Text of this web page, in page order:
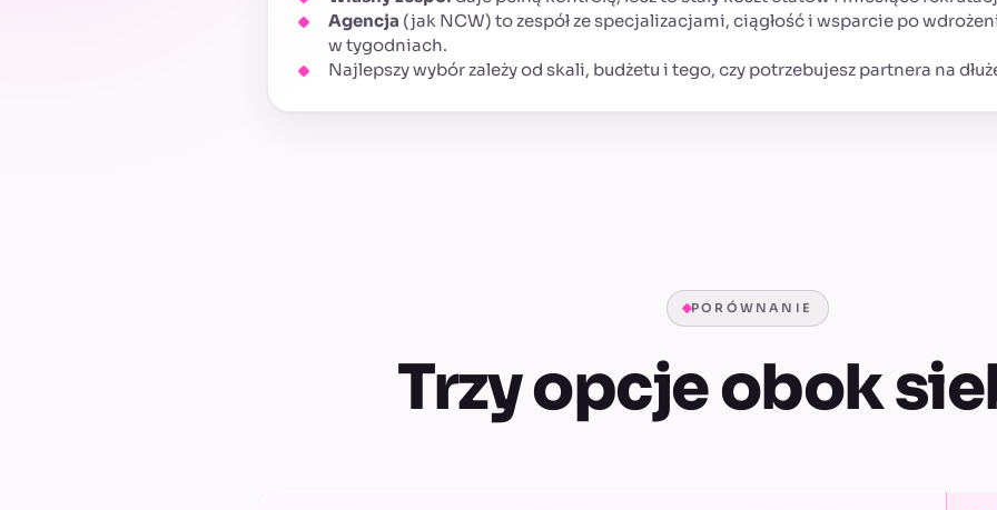
Agencja (jak NCW) to zespół ze specjalizacjami, ciągłość i wsparcie po
w tygodniach.
Najlepszy wybór zależy od skali, budżetu i tego, czy potrzebujesz partnera na
PORÓWNANIE
Trzy opcje obok